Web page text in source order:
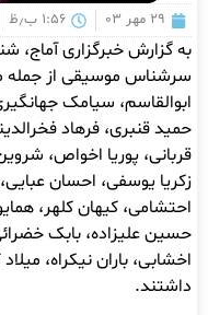
۲۹ مهر ۰۳ ۱:۵۶ ب٫ظ
سرشناس موسیقی از جمله
ابوالقاسم، سیامک
حمید قنبری، فرهاد
قربانی، پوریا اخواص،
زکریا یوسفی، احسان
احتشامی، کیهان کلهر،
حسین علیزاده، بابک
اخشابی، باران نیکراه،
داشتند.